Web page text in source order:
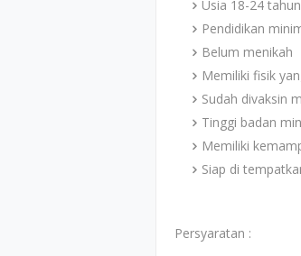
Usia 18-24 tahun
Pendidikan
Belum menikah
Memiliki fisik
Sudah divaksin
Tinggi badan
Memiliki
Siap di
Persyaratan :